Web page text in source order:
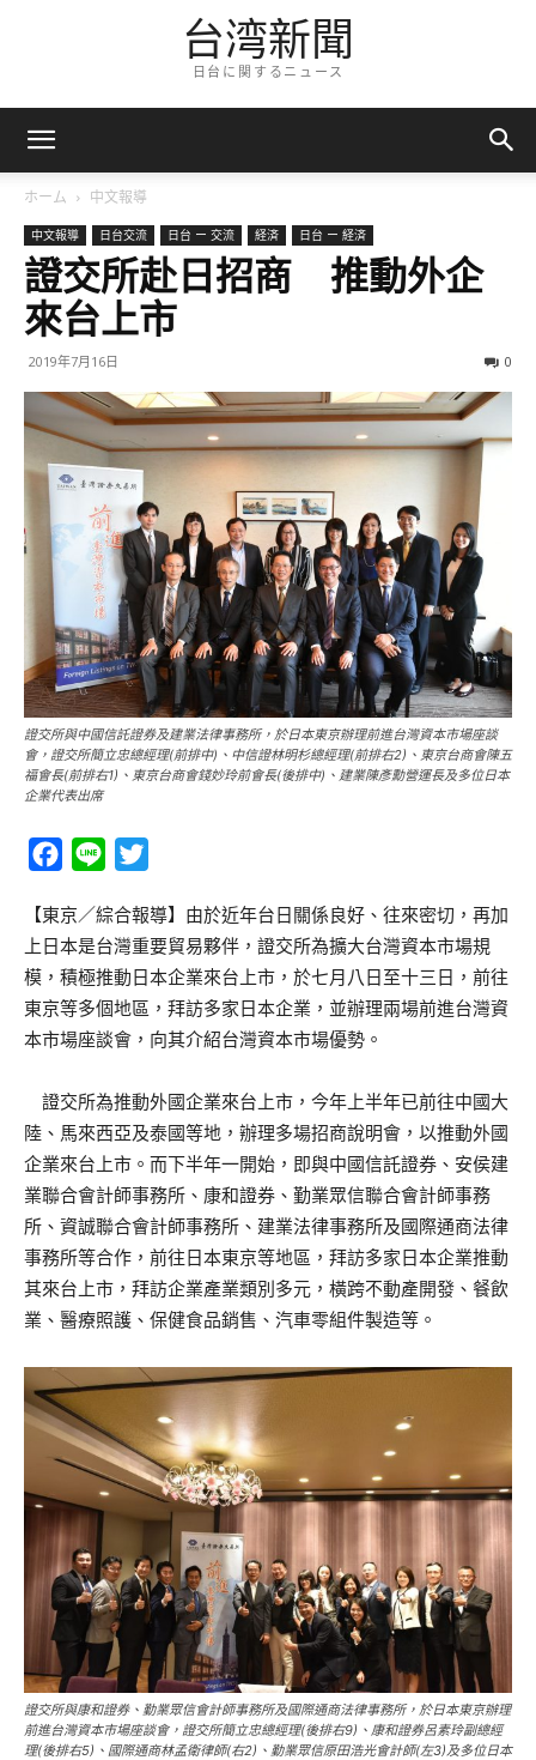
台湾新聞
日台に関するニュース
ホーム 中文報導
中文報導 日台交流 日台 ー 交流 経済 日台 ー 経済
證交所赴日招商 推動外企
來台上市
2019年7月16日 0
證交所與中國信託證券及建業法律事務所，於日本東京辦理前進台灣資本市場座談
會，證交所簡立忠總經理(前排中)、中信證林明杉總經理(前排右2)、東京台商會陳五
福會長(前排右1)、東京台商會錢妙玲前會長(後排中)、建業陳彥勳營運長及多位日本
企業代表出席
Facebook
Line
【東京／綜合報導】由於近年台日關係良好、往來密切，再加
上日本是台灣重要貿易夥伴，證交所為擴大台灣資本市場規
模，積極推動日本企業來台上市，於七月八日至十三日，前往
東京等多個地區，拜訪多家日本企業，並辦理兩場前進台灣資
本市場座談會，向其介紹台灣資本市場優勢。
證交所為推動外國企業來台上市，今年上半年已前往中國大
陸、馬來西亞及泰國等地，辦理多場招商說明會，以推動外國
企業來台上市。而下半年一開始，即與中國信託證券、安侯建
業聯合會計師事務所、康和證券、勤業眾信聯合會計師事務
所、資誠聯合會計師事務所、建業法律事務所及國際通商法律
事務所等合作，前往日本東京等地區，拜訪多家日本企業推動
其來台上市，拜訪企業產業類別多元，橫跨不動產開發、餐飲
業、醫療照護、保健食品銷售、汽車零組件製造等。
證交所與康和證券、勤業眾信會計師事務所及國際通商法律事務所，於日本東京辦理
前進台灣資本市場座談會，證交所簡立忠總經理(後排右9)、康和證券呂素玲副總經
理(後排右5)、國際通商林孟衛律師(右2)、勤業眾信原田浩光會計師(左3)及多位日本